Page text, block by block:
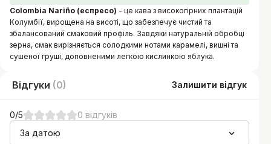
Colombia Nariño (еспресо) - це кава з високогірних плантацій
Колумбії, вирощена на висоті, що забезпечує чистий та
збалансований смаковий профіль. Завдяки натуральній обробці
зерна, смак вирізняється солодкими нотами карамелі, вишні та
сушеної груші, доповненими легкою кислинкою яблука.
Відгуки (0) Залишити відгук
0/5 0 відгуків
За датою